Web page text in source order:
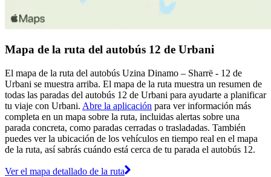
Mapa de la ruta del autobús 12 de Urbani
El mapa de la ruta del autobús Uzina Dinamo – Sharrë - 12 de
Urbani se muestra arriba. El mapa de la ruta muestra un resumen de
todas las paradas del autobús 12 de Urbani para ayudarte a planificar
tu viaje con Urbani. Abre la aplicación para ver información más
completa en un mapa sobre la ruta, incluidas alertas sobre una
parada concreta, como paradas cerradas o trasladadas. También
puedes ver la ubicación de los vehículos en tiempo real en el mapa
de la ruta, así sabrás cuándo está cerca de tu parada el autobús 12.
Ver el mapa detallado de la ruta